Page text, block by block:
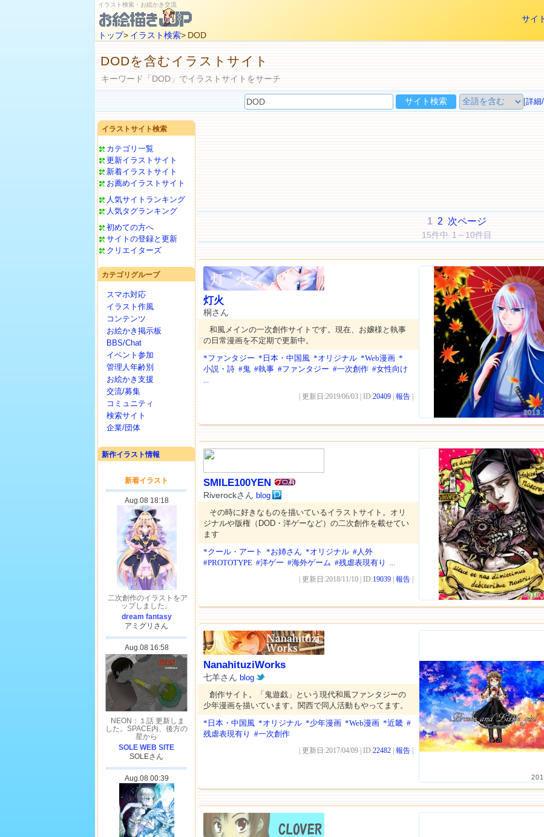
イラスト検索・お絵かき交流
サイ
トップ> イラスト検索> DOD
DODを含むイラストサイト
キーワード「DOD」でイラストサイトをサーチ
[詳細
イラストサイト検索
カテゴリ一覧
更新イラストサイト
新着イラストサイト
お薦めイラストサイト
人気サイトランキング
人気タグランキング
初めての方へ
サイトの登録と更新
クリエイターズ
カテゴリグループ
スマホ対応
イラスト作風
コンテンツ
お絵かき掲示板
BBS/Chat
イベント参加
管理人年齢別
お絵かき支援
交流/募集
コミュニティ
検索サイト
企業/団体
新作イラスト情報
1 2 次ページ
15件中 1～10件目
灯火
桐さん
和風メインの一次創作サイトです。現在、お嬢様と執事
の日常漫画を不定期で更新中。
*ファンタジー *日本・中国風 *オリジナル *Web漫画 *
小説・詩 #鬼 #執事 #ファンタジー #一次創作 #女性向け
...
| 更新日:2019/06/03 | ID:20409 報告
SMILE100YEN
Riverockさん blog
その時に好きなものを描いているイラストサイト。オリ
ジナルや版権（DOD・洋ゲーなど）の二次創作を載せてい
ます
*クール・アート *お姉さん *オリジナル #人外
#PROTOTYPE #洋ゲー #海外ゲーム #残虐表現有り ...
| 更新日:2018/11/10 | ID:19039 報告
NanahituziWorks
七羊さん blog
創作サイト。「鬼遊戯」という現代和風ファンタジーの
少年漫画を描いています。関西で同人活動もやってます。
*日本・中国風 *オリジナル *少年漫画 *Web漫画 *近畿 #
残虐表現有り #一次創作
| 更新日:2017/04/09 | ID:22482 報告